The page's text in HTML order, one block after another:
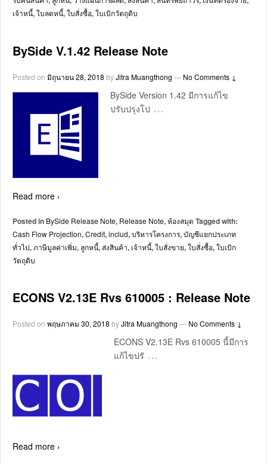
เจ้าหนี้,ใบลดหนี้,ใบสั่งซื้อ,ใบเบิกวัตถุดิบ
BySide V.1.42 Release Note
Posted on มิถุนายน 28, 2018 byJitra Muangthong — No Comments ↓
BySide Version 1.42 มีการแก้ไข
ปรับปรุงโป …
Read more ›
Posted in BySide Release Note, Release Note,ห้องสมุด Tagged with:
Cash Flow Projection,Credit,includ,บริหารโครงการ,บัญชีแยกประเภท
ทั่วไป,ภาษีมูลค่าเพิ่ม, ลูกหนี้,ส่งสินค้า, เจ้าหนี้,ใบสั่งขาย,ใบสั่งซื้อ,ใบเบิก
วัตถุดิบ
ECONS V2.13E Rvs 610005 : Release Note
Posted on พฤษภาคม 30, 2018 byJitra Muangthong — No Comments ↓
ECONS V2.13E Rvs 610005 นี้มีการ
แก้ไขปรั …
Read more ›